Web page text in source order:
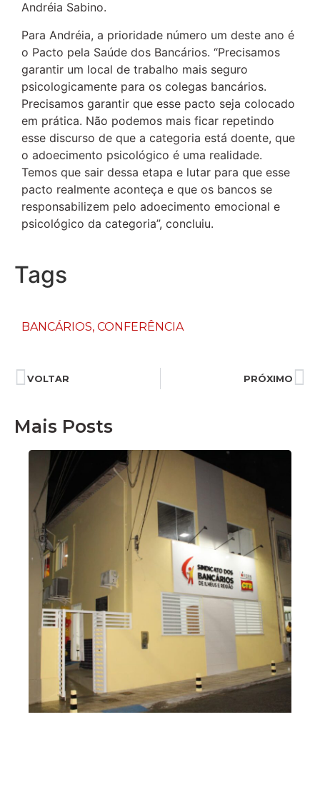
Andréia Sabino.
Para Andréia, a prioridade número um deste ano é
o Pacto pela Saúde dos Bancários. “Precisamos
garantir um local de trabalho mais seguro
psicologicamente para os colegas bancários.
Precisamos garantir que esse pacto seja colocado
em prática. Não podemos mais ficar repetindo
esse discurso de que a categoria está doente, que
o adoecimento psicológico é uma realidade.
Temos que sair dessa etapa e lutar para que esse
pacto realmente aconteça e que os bancos se
responsabilizem pelo adoecimento emocional e
psicológico da categoria”, concluiu.
Tags
BANCÁRIOS, CONFERÊNCIA
VOLTAR PRÓXIMO
Mais Posts